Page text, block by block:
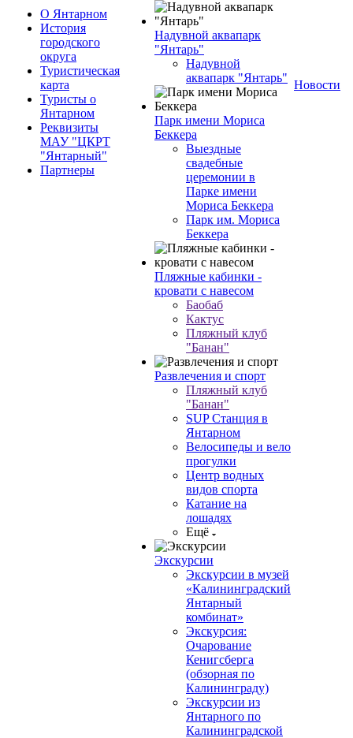
О Янтарном
История
городского
округа
Туристическая
карта
Туристы о
Янтарном
Реквизиты
МАУ "ЦКРТ
"Янтарный"
Партнеры
Надувной аквапарк
"Янтарь"
Надувной
аквапарк "Янтарь"
Парк имени Мориса
Беккера
Выездные
свадебные
церемонии в
Парке имени
Мориса Беккера
Парк им. Мориса
Беккера
Пляжные кабинки -
кровати с навесом
Баобаб
Кактус
Пляжный клуб
"Банан"
Развлечения и спорт
Пляжный клуб
"Банан"
SUP Станция в
Янтарном
Велосипеды и вело
прогулки
Центр водных
видов спорта
Катание на
лошадях
Ещё
Экскурсии
Экскурсии в музей
«Калининградский
Янтарный
комбинат»
Экскурсия:
Очарование
Кенигсберга
(обзорная по
Калининграду)
Экскурсии из
Янтарного по
Калининградской
Новости